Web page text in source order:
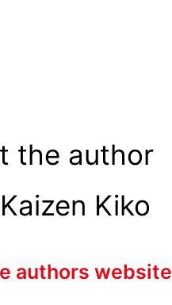
the author
Kaizen Kiko
authors website